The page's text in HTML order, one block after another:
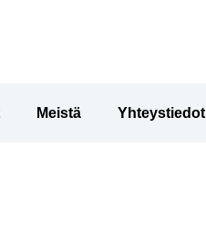
Meistä Yhteystiedot